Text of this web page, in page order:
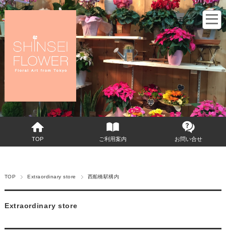
カートをみる
TOP ご利用案内 お問い合せ
TOP Extraordinary store 西船橋駅構内
Extraordinary store